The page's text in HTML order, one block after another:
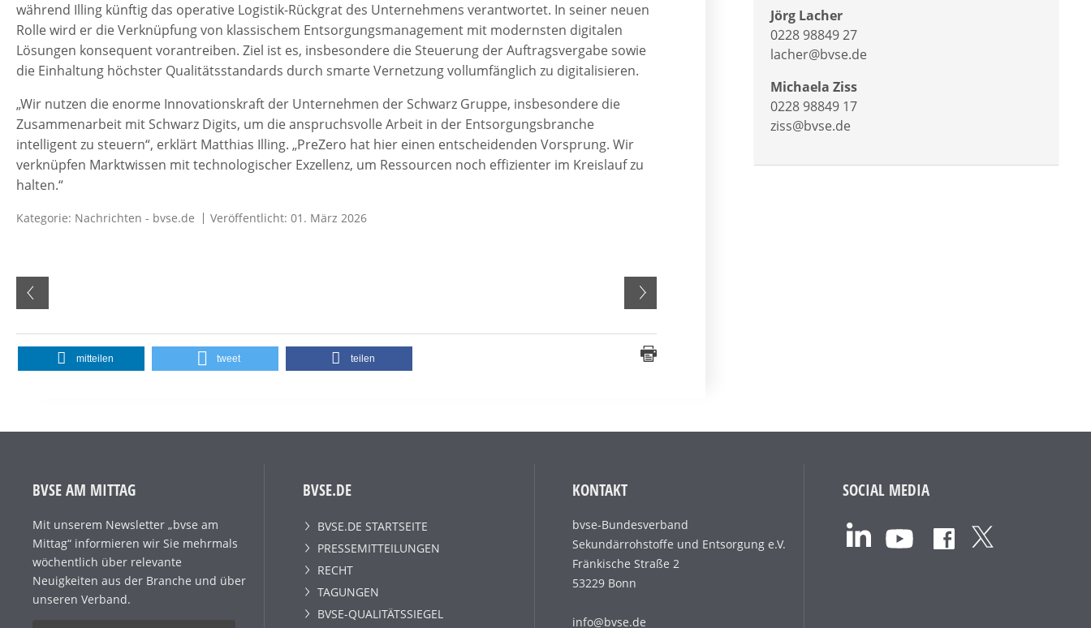
während Illing künftig das operative Logistik-Rückgrat des Unternehmens verantwortet. In seiner neuen
Rolle wird er die Verknüpfung von klassischem Entsorgungsmanagement mit modernsten digitalen
Lösungen konsequent vorantreiben. Ziel ist es, insbesondere die Steuerung der Auftragsvergabe sowie
die Einhaltung höchster Qualitätsstandards durch smarte Vernetzung vollumfänglich zu digitalisieren.
„Wir nutzen die enorme Innovationskraft der Unternehmen der Schwarz Gruppe, insbesondere die
Zusammenarbeit mit Schwarz Digits, um die anspruchsvolle Arbeit in der Entsorgungsbranche
intelligent zu steuern“, erklärt Matthias Illing. „PreZero hat hier einen entscheidenden Vorsprung. Wir
verknüpfen Marktwissen mit technologischer Exzellenz, um Ressourcen noch effizienter im Kreislauf zu
halten.“
Kategorie: Nachrichten - bvse.de Veröffentlicht: 01. März 2026
mitteilen tweet teilen
Jörg Lacher
0228 98849 27
lacher@bvse.de
Michaela Ziss
0228 98849 17
ziss@bvse.de
BVSE AM MITTAG
Mit unserem Newsletter „bvse am
Mittag“ informieren wir Sie mehrmals
wöchentlich über relevante
Neuigkeiten aus der Branche und über
unseren Verband.
BVSE.DE
BVSE.DE STARTSEITE
PRESSEMITTEILUNGEN
RECHT
TAGUNGEN
BVSE-QUALITÄTSSIEGEL
KONTAKT
bvse-Bundesverband
Sekundärrohstoffe und Entsorgung e.V.
Fränkische Straße 2
53229 Bonn
info@bvse.de
SOCIAL MEDIA